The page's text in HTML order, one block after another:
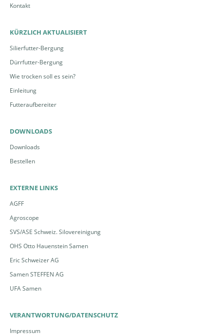
Kontakt
KÜRZLICH AKTUALISIERT
Silierfutter-Bergung
Dürrfutter-Bergung
Wie trocken soll es sein?
Einleitung
Futteraufbereiter
DOWNLOADS
Downloads
Bestellen
EXTERNE LINKS
AGFF
Agroscope
SVS/ASE Schweiz. Silovereinigung
OHS Otto Hauenstein Samen
Eric Schweizer AG
Samen STEFFEN AG
UFA Samen
VERANTWORTUNG/DATENSCHUTZ
Impressum